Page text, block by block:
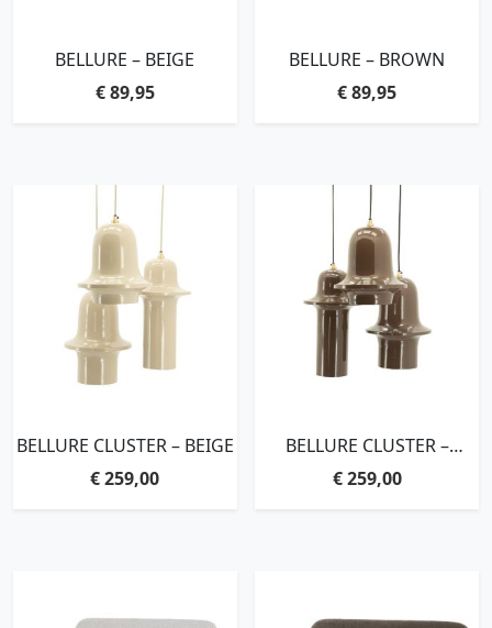
BELLURE – BEIGE
€89,95
BELLURE – BROWN
€89,95
BELLURE CLUSTER – BEIGE
€259,00
BELLURE CLUSTER –
BROWN
€259,00